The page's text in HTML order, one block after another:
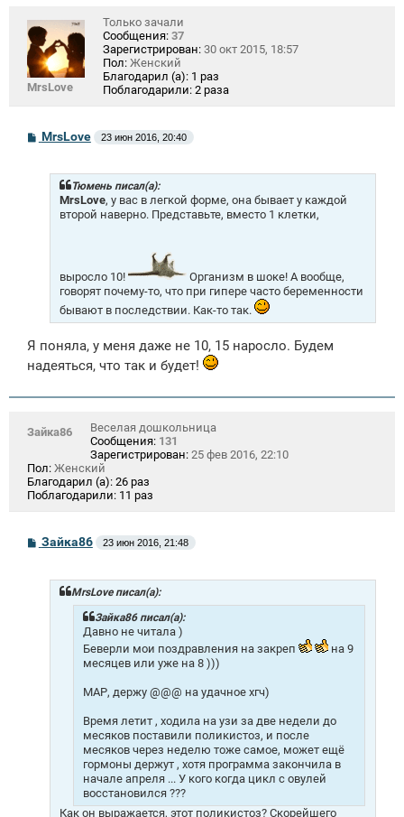
MrsLove
Только зачали
Сообщения: 37
Зарегистрирован: 30 окт 2015, 18:57
Пол: Женский
Благодарил (а): 1 раз
Поблагодарили: 2 раза
С
о
MrsLove 23 июн 2016, 20:40
Тюмень писал(а):
MrsLove, у вас в легкой форме, она бывает у каждой
второй наверно. Представьте, вместо 1 клетки,
выросло 10!
Организм в шоке! А вообще,
говорят почему-то, что при гипере часто беременности
бывают в последствии. Как-то так.
Я поняла, у меня даже не 10, 15 наросло. Будем
надеяться, что так и будет!
Зайка86
Веселая дошкольница
Сообщения: 131
Зарегистрирован: 25 фев 2016, 22:10
Пол: Женский
Благодарил (а): 26 раз
Поблагодарили: 11 раз
С
о
Зайка86 23 июн 2016, 21:48
MrsLove писал(а):
Зайка86 писал(а):
Давно не читала )
Беверли мои поздравления на закреп
на 9
месяцев или уже на 8 )))
МАР, держу @@@ на удачное хгч)
Время летит , ходила на узи за две недели до
месяков поставили поликистоз, и после
месяков через неделю тоже самое, может ещё
гормоны держут , хотя программа закончила в
начале апреля ... У кого когда цикл с овулей
восстановился ???
Как он выражается, этот поликистоз? Скорейшего